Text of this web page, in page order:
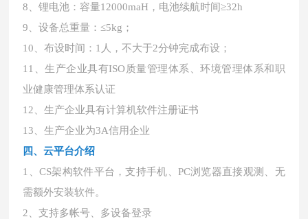
8、锂电池：容量12000maH，电池续航时间≥32h
9、设备总重量：≤5kg；
10、布设时间：1人，不大于2分钟完成布设；
11、生产企业具有ISO质量管理体系、环境管理体系和职
业健康管理体系认证
12、生产企业具有计算机软件注册证书
13、生产企业为3A信用企业
四、云平台介绍
1、CS架构软件平台，支持手机、PC浏览器直接观测、无
需额外安装软件。
2、支持多帐号、多设备登录